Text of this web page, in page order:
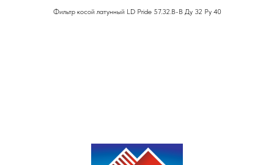
Фильтр косой латунный LD Pride 57.32.В-В Ду 32 Ру 40